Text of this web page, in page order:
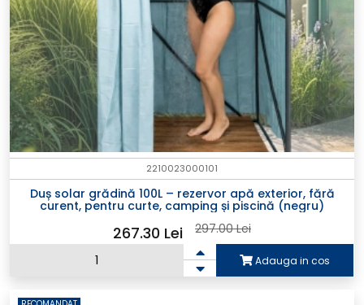
2210023000101
Duș solar grădină 100L – rezervor apă exterior, fără
curent, pentru curte, camping și piscină (negru)
267.30 Lei 297.00 Lei
Adauga in cos